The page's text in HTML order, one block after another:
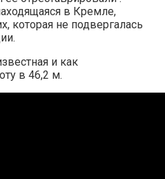
в Кремле,
которая не подвергалась
и как
в 46,2 м.